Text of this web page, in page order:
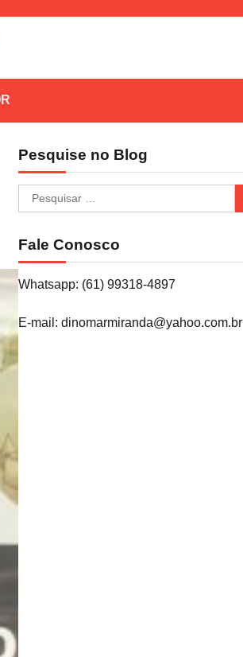
Pesquise no Blog
Pesquisar
por:
Fale Conosco
Whatsapp: (61) 99318-4897
E-mail: dinomarmiranda@yahoo.com.br